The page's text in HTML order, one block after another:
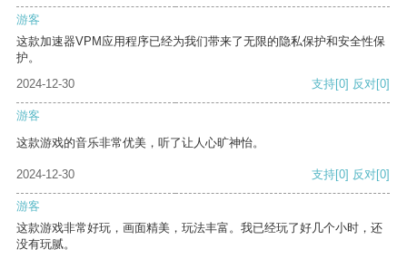
游客
这款加速器VPM应用程序已经为我们带来了无限的隐私保护和安全性保
护。
2024-12-30
支持[0] 反对[0]
游客
这款游戏的音乐非常优美，听了让人心旷神怡。
2024-12-30 支持[0] 反对[0]
游客
这款游戏非常好玩，画面精美，玩法丰富。我已经玩了好几个小时，还
没有玩腻。